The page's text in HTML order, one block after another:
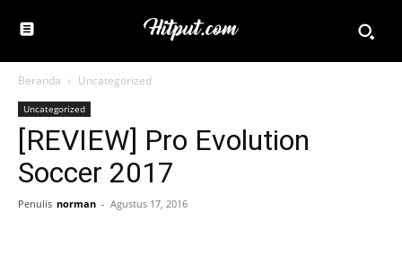
Beranda Uncategorized
Uncategorized
[REVIEW] Pro Evolution
Soccer 2017
Penulis norman - Agustus 17, 2016